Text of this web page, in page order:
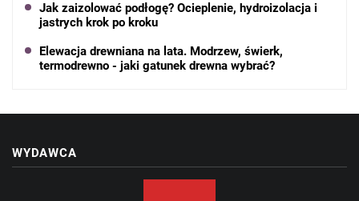
Jak zaizolować podłogę? Ocieplenie, hydroizolacja i
jastrych krok po kroku
Elewacja drewniana na lata. Modrzew, świerk,
termodrewno - jaki gatunek drewna wybrać?
WYDAWCA